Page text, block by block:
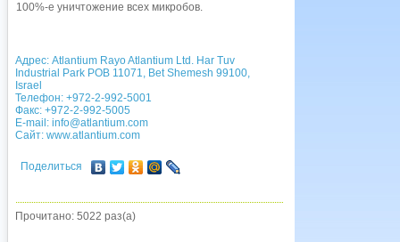
100%-е уничтожение всех микробов.
Адрес: Atlantium Rayo Atlantium Ltd. Har Tuv
Industrial Park POB 11071, Bet Shemesh 99100,
Israel
Телефон: +972-2-992-5001
Факс: +972-2-992-5005
E-mail: info@atlantium.com
Сайт: www.atlantium.com
Поделиться
Прочитано: 5022 раз(а)